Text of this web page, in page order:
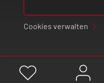
Cookies verwalten
© 2026 |